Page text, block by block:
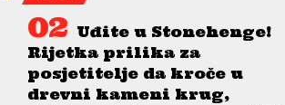
Uđite u Stonehenge!
Rijetka prilika za
posjetitelje da kroče u
drevni kameni krug,